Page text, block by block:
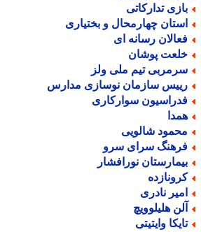
تدارکاتی
چهارمحال و بختیاری
رسانه ای
پوشان
تیم ملی ولز
سازمان نوسازی مدارس
سوارکاری
شالویی
سرای سرو
نورافشار
نادری
هلیلوویچ
وایتیتی